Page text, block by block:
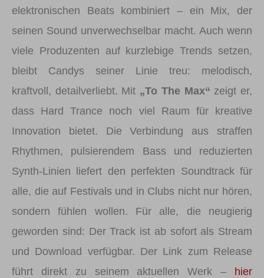
elektronischen Beats kombiniert – ein Mix, der
seinen Sound unverwechselbar macht. Auch wenn
viele Produzenten auf kurzlebige Trends setzen,
bleibt Candys seiner Linie treu: melodisch,
kraftvoll, detailverliebt. Mit „To The Max“ zeigt er,
dass Hard Trance noch viel Raum für kreative
Innovation bietet. Die Verbindung aus straffen
Rhythmen, pulsierendem Bass und reduzierten
Synth-Linien liefert den perfekten Soundtrack für
alle, die auf Festivals und in Clubs nicht nur hören,
sondern fühlen wollen. Für alle, die neugierig
geworden sind: Der Track ist ab sofort als Stream
und Download verfügbar. Der Link zum Release
führt direkt zu seinem aktuellen Werk – hier